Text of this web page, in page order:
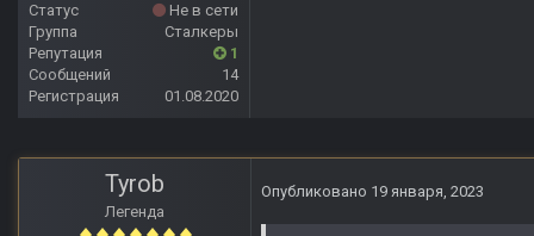
Статус
Не в сети
Группа
Сталкеры
Репутация
1
Сообщений
14
Регистрация
01.08.2020
Tyrob
Легенда
Опубликовано 19 января, 2023